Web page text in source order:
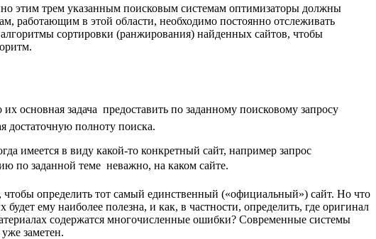
этим трем указанным поисковым системам оптимизаторы должны
работающим в этой области, необходимо постоянно отслеживать
сортировки (ранжирования) найденных сайтов, чтобы
задача  предоставить по заданному поисковому запросу
достаточную полноту поиска.
имеется в виду какой-то конкретный сайт, например запрос
заданной теме  неважно, на каком сайте.
определить тот самый единственный («официальный») сайт. Но что
ему наиболее полезна, и как, в частности, определить, где оригинал
содержатся многочисленные ошибки? Современные системы
заметен.